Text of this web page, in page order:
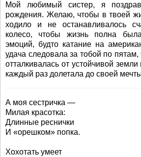
Мой любимый систер, я
рождения. Желаю, чтобы в твоей
ходило и не останавливалось
колесо, чтобы жизнь полна
эмоций, будто катание на
удача следовала за тобой по
отталкивалась от устойчивой
каждый раз долетала до своей
А моя сестричка —
Милая красотка:
Длинные реснички
И «орешком» попка.
Хохотать умеет